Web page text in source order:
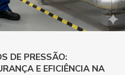
DE PRESSÃO:
E EFICIÊNCIA NA